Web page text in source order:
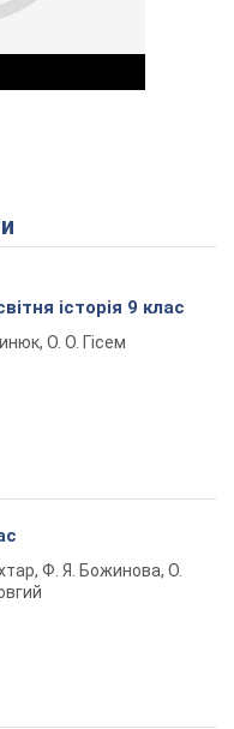
Video
історія 9 клас
О. О. Гісем
Ф. Я. Божинова, О.